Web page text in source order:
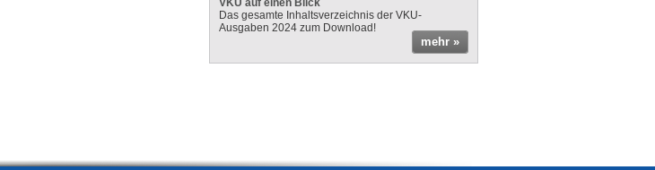
VKU auf einen Blick
Das gesamte Inhaltsverzeichnis der VKU-
Ausgaben 2024 zum Download!
mehr »